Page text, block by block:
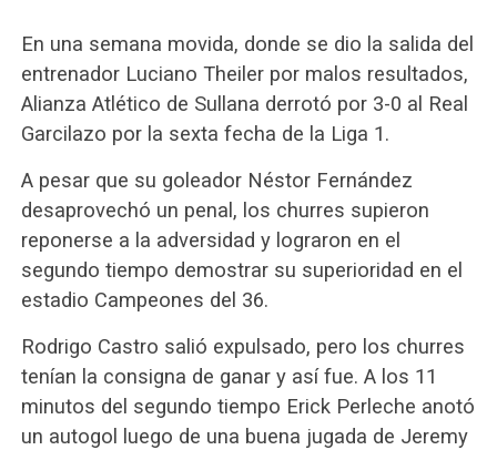
En una semana movida, donde se dio la salida del
entrenador Luciano Theiler por malos resultados,
Alianza Atlético de Sullana derrotó por 3-0 al Real
Garcilazo por la sexta fecha de la Liga 1.
A pesar que su goleador Néstor Fernández
desaprovechó un penal, los churres supieron
reponerse a la adversidad y lograron en el
segundo tiempo demostrar su superioridad en el
estadio Campeones del 36.
Rodrigo Castro salió expulsado, pero los churres
tenían la consigna de ganar y así fue. A los 11
minutos del segundo tiempo Erick Perleche anotó
un autogol luego de una buena jugada de Jeremy